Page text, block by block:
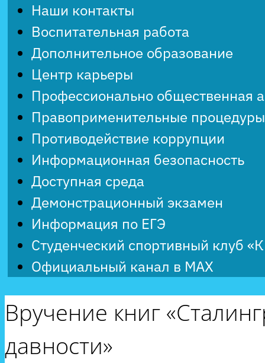
Наши контакты
Воспитательная работа
Дополнительное образование
Центр карьеры
Профессионально общественная
Правоприменительные процедуры
Противодействие коррупции
Информационная безопасность
Доступная среда
Демонстрационный экзамен
Информация по ЕГЭ
Студенческий спортивный клуб
Официальный канал в MAX
Вручение книг
давности»